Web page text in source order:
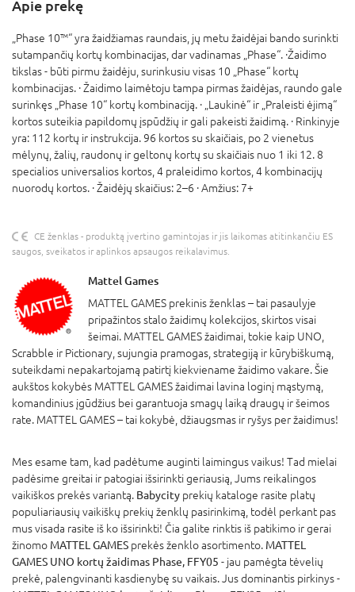
Apie prekę
„Phase 10™“ yra žaidžiamas raundais, jų metu žaidėjai bando surinkti
sutampančių kortų kombinacijas, dar vadinamas „Phase“. ·Žaidimo
tikslas - būti pirmu žaidėju, surinkusiu visas 10 „Phase“ kortų
kombinacijas. · Žaidimo laimėtoju tampa pirmas žaidėjas, raundo gale
surinkęs „Phase 10“ kortų kombinaciją. · „Laukinė“ ir „Praleisti ėjimą“
kortos suteikia papildomų įspūdžių ir gali pakeisti žaidimą. · Rinkinyje
yra: 112 kortų ir instrukcija. 96 kortos su skaičiais, po 2 vienetus
mėlynų, žalių, raudonų ir geltonų kortų su skaičiais nuo 1 iki 12. 8
specialios universalios kortos, 4 praleidimo kortos, 4 kombinacijų
nuorodų kortos. · Žaidėjų skaičius: 2–6 · Amžius: 7+
CE ženklas - produktą įvertino gamintojas ir jis laikomas atitinkančiu ES
saugos, sveikatos ir aplinkos apsaugos reikalavimus.
Mattel Games
MATTEL GAMES prekinis ženklas – tai pasaulyje
pripažintos stalo žaidimų kolekcijos, skirtos visai
šeimai. MATTEL GAMES žaidimai, tokie kaip UNO,
Scrabble ir Pictionary, sujungia pramogas, strategiją ir kūrybiškumą,
suteikdami nepakartojamą patirtį kiekviename žaidimo vakare. Šie
aukštos kokybės MATTEL GAMES žaidimai lavina loginį mąstymą,
komandinius įgūdžius bei garantuoja smagų laiką draugų ir šeimos
rate. MATTEL GAMES – tai kokybė, džiaugsmas ir ryšys per žaidimus!
Mes esame tam, kad padėtume auginti laimingus vaikus! Tad mielai
padėsime greitai ir patogiai išsirinkti geriausią, Jums reikalingos
vaikiškos prekės variantą. Babycity prekių kataloge rasite platų
populiariausių vaikiškų prekių ženklų pasirinkimą, todėl perkant pas
mus visada rasite iš ko išsirinkti! Čia galite rinktis iš patikimo ir gerai
žinomo MATTEL GAMES prekės ženklo asortimento. MATTEL
GAMES UNO kortų žaidimas Phase, FFY05 - jau pamėgta tėvelių
prekė, palengvinanti kasdienybę su vaikais. Jus dominantis pirkinys -